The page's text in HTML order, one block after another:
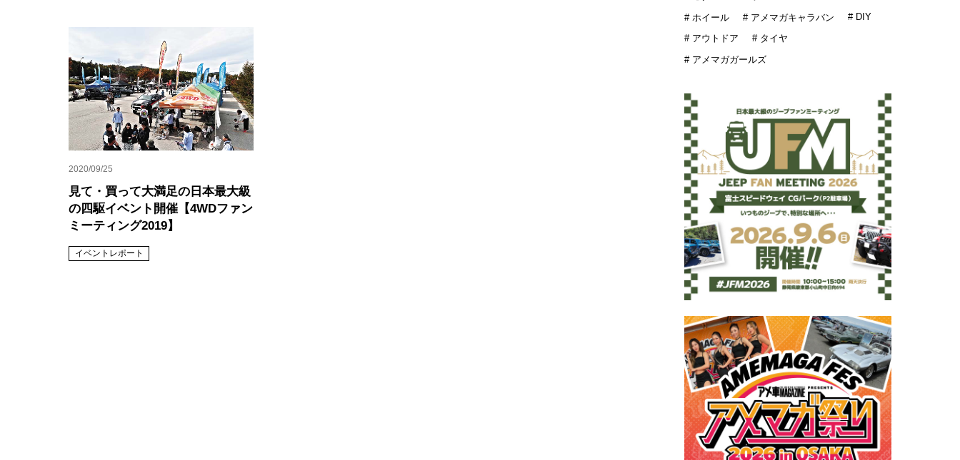
2020/09/25
見て・買って大満足の日本最大級
の四駆イベント開催【4WDファン
ミーティング2019】
イベントレポート
# ホイール # アメマガキャラバン # DIY
# アウトドア
# タイヤ
# アメマガガールズ